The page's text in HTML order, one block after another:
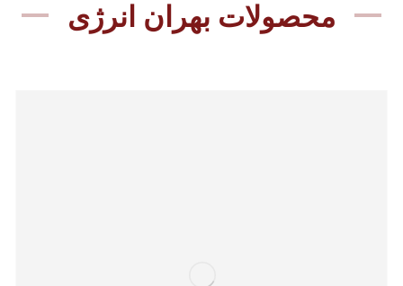
محصولات بهران انرژی